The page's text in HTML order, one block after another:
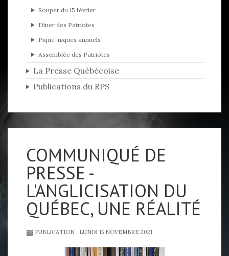
Souper du 15 février
Dîner des Patriotes
Pique-niques annuels
Assemblée des Patriotes
La Presse Québécoise
Publications du RPS
COMMUNIQUÉ DE
PRESSE -
L'ANGLICISATION DU
QUÉBEC, UNE RÉALITÉ
PUBLICATION : LUNDI 15 NOVEMBRE 2021